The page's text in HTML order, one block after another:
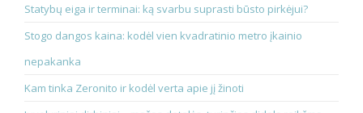
Statybų eiga ir terminai: ką svarbu suprasti būsto pirkėjui?
Stogo dangos kaina: kodėl vien kvadratinio metro įkainio
nepakanka
Kam tinka Zeronito ir kodėl verta apie jį žinoti